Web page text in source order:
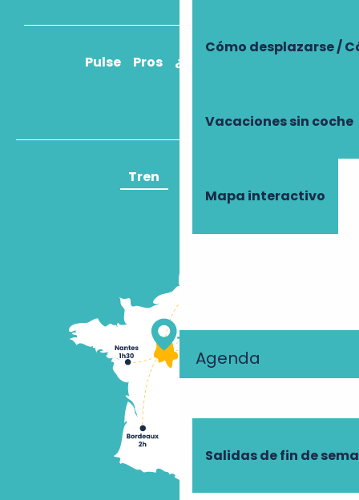
Cómo desplazarse /
Vacaciones sin coche
Mapa interactivo
Agenda
Salidas de fin de
Pulse Pros ¿Cómo llegar?
Tren